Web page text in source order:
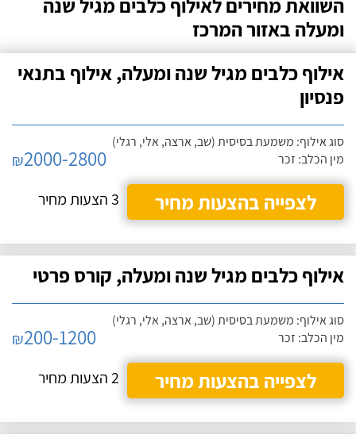
ומעלה באזור המרכז
אילוף כלבים מגיל שנה ומעלה, אילוף בתנאי
פנסיון
סוג אילוף: משמעת בסיסית (שב, ארצה, אלי, רגלי)
מין הכלב: זכר
₪2000-2800
לצפייה בהצעות מחיר
3 הצעות מחיר
אילוף כלבים מגיל שנה ומעלה, קורס פרטי
סוג אילוף: משמעת בסיסית (שב, ארצה, אלי, רגלי)
מין הכלב: זכר
₪200-1200
לצפייה בהצעות מחיר
2 הצעות מחיר